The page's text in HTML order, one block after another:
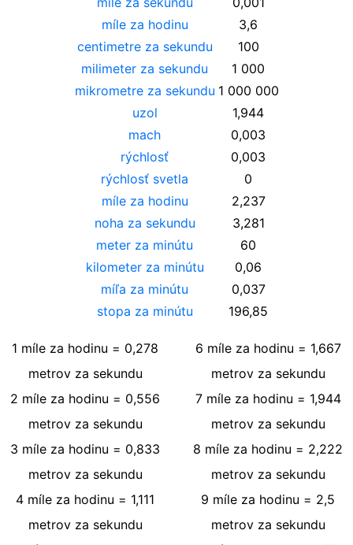
míle za hodinu
3,6
centimetre za sekundu
100
milimeter za sekundu
1 000
mikrometre za sekundu 1 000 000
uzol
1,944
mach
0,003
rýchlosť
0,003
rýchlosť svetla
0
míle za hodinu
2,237
noha za sekundu
3,281
meter za minútu
60
kilometer za minútu
0,06
míľa za minútu
0,037
stopa za minútu
196,85
1 míle za hodinu = 0,278
metrov za sekundu
2 míle za hodinu = 0,556
metrov za sekundu
3 míle za hodinu = 0,833
metrov za sekundu
4 míle za hodinu = 1,111
metrov za sekundu
6 míle za hodinu = 1,667
metrov za sekundu
7 míle za hodinu = 1,944
metrov za sekundu
8 míle za hodinu = 2,222
metrov za sekundu
9 míle za hodinu = 2,5
metrov za sekundu